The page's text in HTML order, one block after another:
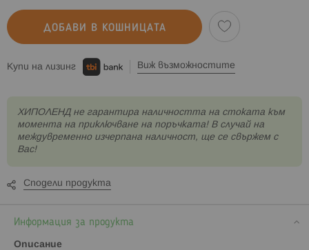
ДОБАВИ В КОШНИЦАТА
Купи на лизинг Виж възможностите
XИПОЛЕНД не гарантира наличността на стоката към
момента на приключване на поръчката! В случай на
междувременно изчерпана наличност, ще се свържем с
Вас!
Сподели продукта
Информация за продукта
Описание